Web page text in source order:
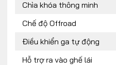
Chìa khóa thông minh
Chế độ Offroad
Điều khiển ga tự động
Hỗ trợ ra vào ghế lái